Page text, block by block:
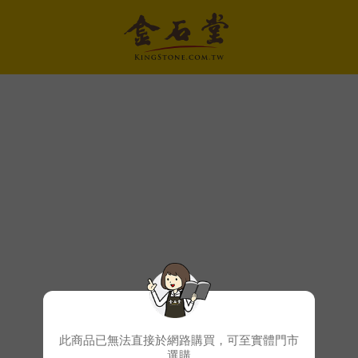
此商品已無法直接於網路購買，可至實體門市
選購